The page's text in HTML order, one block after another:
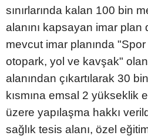
sınırlarında kalan 100 bin
alanını kapsayan imar
mevcut imar planında
otopark, yol ve kavşak"
alanından çıkartılarak 30
kısmına emsal 2 yükseklik
üzere yapılaşma hakkı
sağlık tesis alanı, özel